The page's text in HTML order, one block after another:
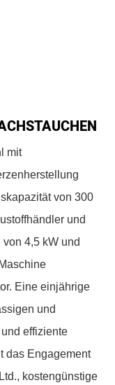
mit
von 300
und
4,5 kW und
Eine einjährige
und
effiziente
das Engagement
kostengünstige